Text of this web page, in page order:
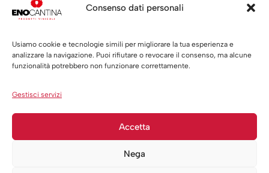
Consenso dati personali
Usiamo cookie e tecnologie simili per migliorare la tua esperienza e
analizzare la navigazione. Puoi rifiutare o revocare il consenso, ma alcune
funzionalità potrebbero non funzionare correttamente.
Gestisci servizi
Accetta
Nega
Contatti
Link Utili
Iscriviti alla newsletter
© 2026 Aixron. All Rights Reserved